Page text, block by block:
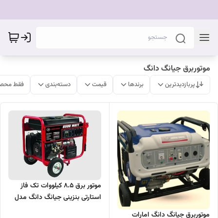
موتوربرق جیانگ دانگ
پربازدیدترین برندها قیمت دسته‌بندی فقط
موتوربرق جیانگ دانگ امارات
موتور برق 8.5 کیلووات تک فاز
استارتی بنزینی جیانگ دانگ مدل